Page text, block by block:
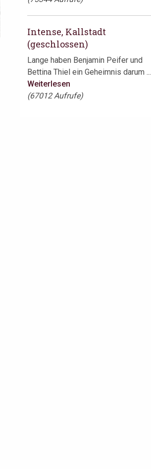
Intense, Kallstadt
(geschlossen)
Lange haben Benjamin Peifer und
Bettina Thiel ein Geheimnis darum ...
Weiterlesen
(67012 Aufrufe)